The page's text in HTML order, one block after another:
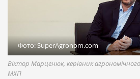
Фото: SuperAgronom.com
Віктор Марценюк, керівник агрономічного
МХП